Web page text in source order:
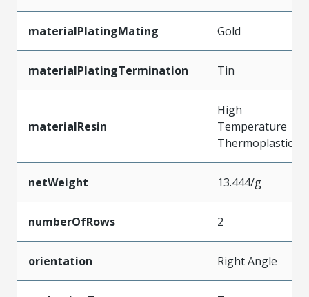
materialPlatingMating Gold
materialPlatingTermination Tin
materialResin
High
Temperature
Thermoplastic
netWeight 13.444/g
numberOfRows 2
orientation Right Angle